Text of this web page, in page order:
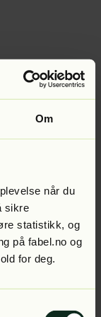
Om
når du
sikre
statistikk, og
på fabel.no og
for deg.